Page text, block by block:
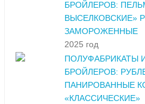
БРОЙЛЕРОВ:
ВЫСЕЛКОВСКИЕ»
ЗАМОРОЖЕННЫЕ
2025 год
ПОЛУФАБРИКАТЫ
БРОЙЛЕРОВ:
ПАНИРОВАННЫЕ
«КЛАССИЧЕСКИЕ»